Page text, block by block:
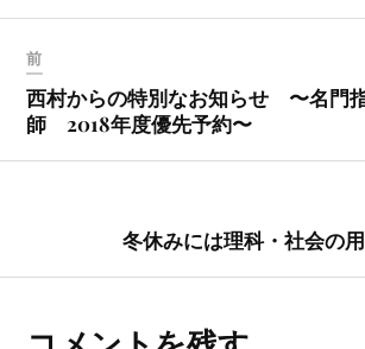
前
西村からの特別なお知らせ 〜名門
師 2018年度優先予約〜
冬休みには理科・社会の